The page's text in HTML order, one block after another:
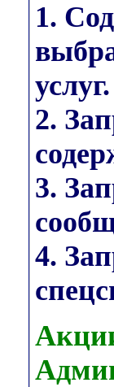
1.
услуг.
2.
3.
4.